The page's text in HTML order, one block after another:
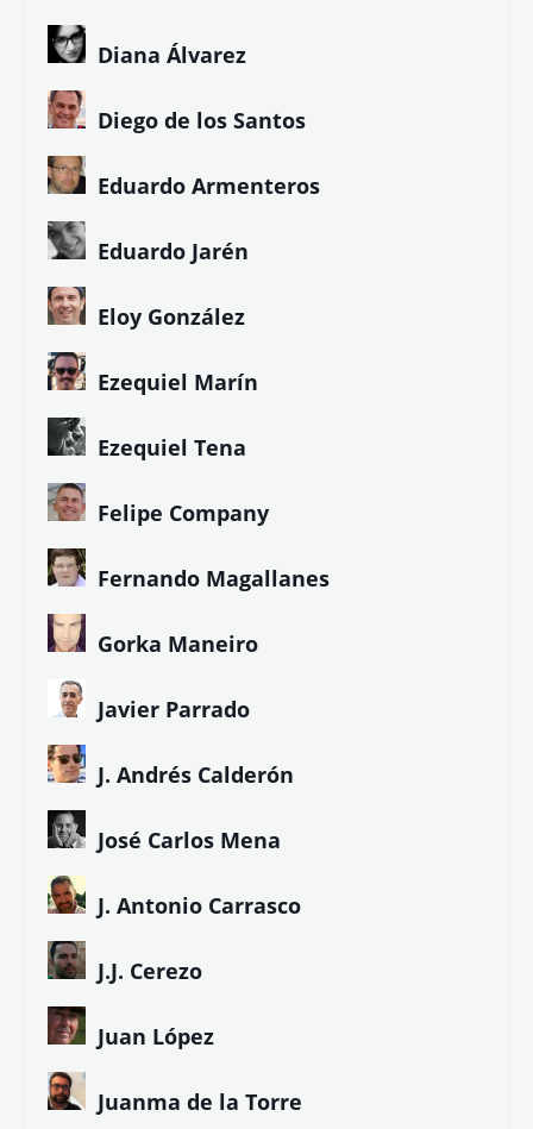
Diana Álvarez
Diego de los Santos
Eduardo Armenteros
Eduardo Jarén
Eloy González
Ezequiel Marín
Ezequiel Tena
Felipe Company
Fernando Magallanes
Gorka Maneiro
Javier Parrado
J. Andrés Calderón
José Carlos Mena
J. Antonio Carrasco
J.J. Cerezo
Juan López
Juanma de la Torre